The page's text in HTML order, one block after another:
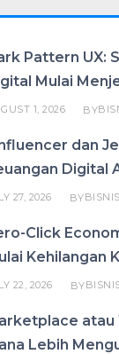
Pattern UX:
Mulai
1, 2026 BY
dan
Digital
27, 2026 BY
Click
Kehilangan
22, 2026 BY
atau
Lebih